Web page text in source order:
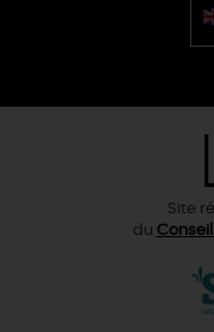
Site
du